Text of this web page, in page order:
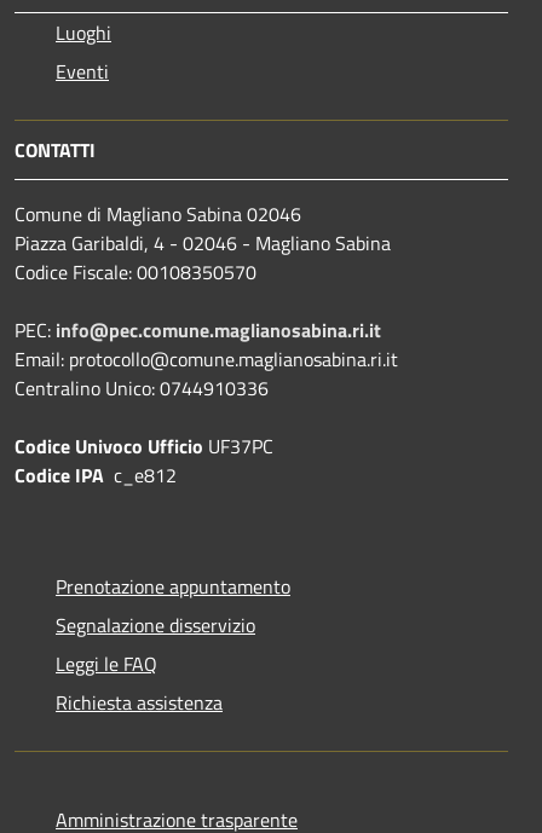
Luoghi
Eventi
CONTATTI
Comune di Magliano Sabina 02046
Piazza Garibaldi, 4 - 02046 - Magliano Sabina
Codice Fiscale: 00108350570
PEC: info@pec.comune.maglianosabina.ri.it
Email: protocollo@comune.maglianosabina.ri.it
Centralino Unico: 0744910336
Codice Univoco Ufficio UF37PC
Codice IPA c_e812
Prenotazione appuntamento
Segnalazione disservizio
Leggi le FAQ
Richiesta assistenza
Amministrazione trasparente